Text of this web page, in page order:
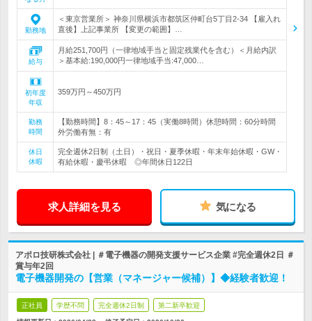
勤務地
＜東京営業所＞ 神奈川県横浜市都筑区仲町台5丁目2-34 【雇入れ
直後】上記事業所 【変更の範囲】…
給与
月給251,700円（一律地域手当と固定残業代を含む）＜月給内訳
＞基本給:190,000円一律地域手当:47,000…
初年度
年収
359万円～450万円
勤務
時間
【勤務時間】8：45～17：45（実働8時間）休憩時間：60分時間
外労働有無：有
休日
休暇
完全週休2日制（土日）・祝日・夏季休暇・年末年始休暇・GW・
有給休暇・慶弔休暇 ◎年間休日122日
求人詳細を見る 気になる
アポロ技研株式会社 | ＃電子機器の開発支援サービス企業 #完全週休2日 ＃
賞与年2回
電子機器開発の【営業（マネージャー候補）】◆経験者歓迎！
正社員 学歴不問 完全週休2日制 第二新卒歓迎